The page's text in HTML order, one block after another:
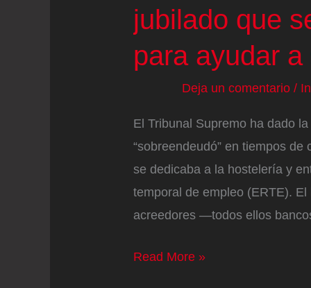
jubilado que
para ayudar
Deja un comentario /
El Tribunal Supremo ha dado
“sobreendeudó” en tiempos
se dedicaba a la hostelería y
temporal de empleo (ERTE).
acreedores ―todos ellos
El
Read More »